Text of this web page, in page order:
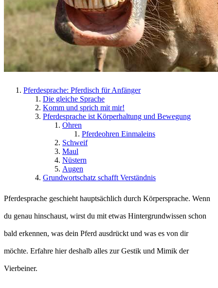
Pferdesprache: Pferdisch für Anfänger
Die gleiche Sprache
Komm und sprich mit mir!
Pferdesprache ist Körperhaltung und Bewegung
Ohren
Pferdeohren Einmaleins
Schweif
Maul
Nüstern
Augen
Grundwortschatz schafft Verständnis
Pferdesprache geschieht hauptsächlich durch Körpersprache. Wenn
du genau hinschaust, wirst du mit etwas Hintergrundwissen schon
bald erkennen, was dein Pferd ausdrückt und was es von dir
möchte. Erfahre hier deshalb alles zur Gestik und Mimik der
Vierbeiner.